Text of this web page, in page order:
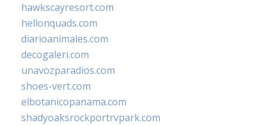
hawkscayresort.com
hellonquads.com
diarioanimales.com
decogaleri.com
unavozparadios.com
shoes-vert.com
elbotanicopanama.com
shadyoaksrockportrvpark.com